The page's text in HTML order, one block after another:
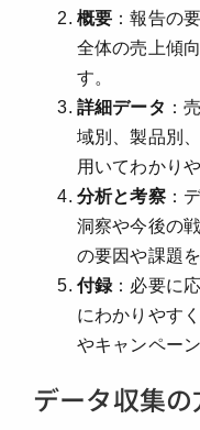
概要 ：報告の
全体の売上傾
す。
詳細データ ：
域別、製品別
用いてわかり
分析と考察：
洞察や今後の
の要因や課題
付録：必要に
にわかりやす
やキャンペー
データ収集